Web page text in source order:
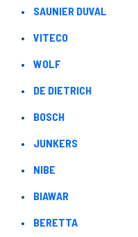
SAUNIER DUVAL
VITECO
WOLF
DE DIETRICH
BOSCH
JUNKERS
NIBE
BIAWAR
BERETTA